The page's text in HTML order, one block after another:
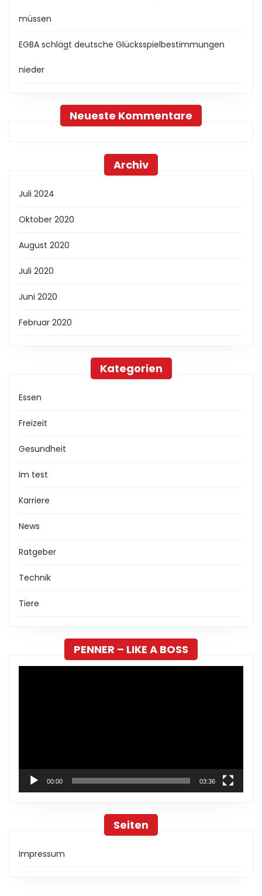
müssen
EGBA schlägt deutsche Glücksspielbestimmungen
nieder
Neueste Kommentare
Archiv
Juli 2024
Oktober 2020
August 2020
Juli 2020
Juni 2020
Februar 2020
Kategorien
Essen
Freizeit
Gesundheit
Im test
Karriere
News
Ratgeber
Technik
Tiere
PENNER – LIKE A BOSS
00:00 03:36
Seiten
Impressum